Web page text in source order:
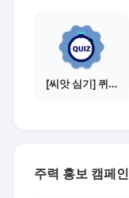
[씨앗 심기] 퀴즈 참여하기
주력 홍보 캠페인